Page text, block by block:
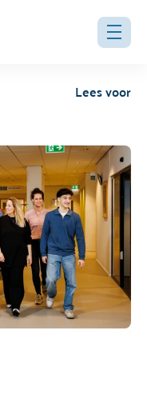
Lees voor